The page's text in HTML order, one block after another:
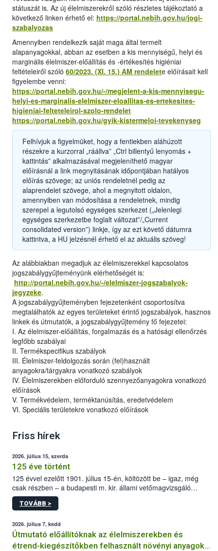
státuszát is. Az új élelmiszerekről szóló részletes tájékoztató a
következő linken érhető el: https://portal.nebih.gov.hu/jogi-
szabalyozas
Amennyiben rendelkezik saját maga által termelt
alapanyagokkal, abban az esetben a kis mennyiségű, helyi és
marginális élelmiszer-előállítás és -értékesítés higiéniai
feltételeiről szóló 60/2023. (XI. 15.) AM rendelete előírásait kell
figyelembe venni:
https://portal.nebih.gov.hu/-/megjelent-a-kis-mennyisegu-
helyi-es-marginalis-elelmiszer-eloallitas-es-ertekesites-
higieniai-felteteleirol-szolo-rendelet
https://portal.nebih.gov.hu/gyik-kistermeloi-tevekenyseg
Felhívjuk a figyelmüket, hogy a fentiekben aláhúzott
részekre a kurzorral „ráállva” „Ctrl billentyű lenyomás +
kattintás” alkalmazásával megjeleníthető magyar
előírásnál a link megnyitásának időpontjában hatályos
előírás szövege; az uniós rendeletnél pedig az
alaprendelet szövege, ahol a megnyitott oldalon,
amennyiben van módosítása a rendeletnek, mindig
szerepel a legutolsó egységes szerkezet („Jelenlegi
egységes szerkezetbe foglalt változat”/„Current
consolidated version”) linkje, így az ezt követő dátumra
kattintva, a HU jelzésnél érhető el az aktuális szöveg!
Az alábbiakban megadjuk az élelmiszerekkel kapcsolatos
jogszabálygyűjteményünk elérhetőségét is:
http://portal.nebih.gov.hu/-/elelmiszer-jogszabalyok-
jegyzeke.
A jogszabálygyűjteményben fejezetenként csoportosítva
megtalálhatók az egyes területeket érintő jogszabályok, hasznos
linkek és útmutatók, a jogszabálygyűjtemény fő fejezetei:
I. Az élelmiszer-előállítás, forgalmazás és a hatósági ellenőrzés
legfőbb szabályai
II. Termékspecifikus szabályok
III. Élelmiszer-feldolgozás során (fel)használt
anyagokra/tárgyakra vonatkozó szabályok
IV. Élelmiszerekben előforduló szennyezőanyagokra vonatkozó
előírások
V. Termékvédelem, terméktanúsítás, eredetvédelem
VI. Speciális területekre vonatkozó előírások
Friss hírek
2026. július 15, szerda
125 éve történt
125 évvel ezelőtt 1901. július 15-én, költözött be – igaz, még
csak részben – a budapesti m. kir. állami vetőmagvizsgáló
állomás a Kis Rókus utca 15. szám alatti, Czigler Győző által
tervezett új épületébe.
TOVÁBB >
2026. július 7, kedd
Útmutató előállítóknak az élelmiszerekben és
étrend-kiegészítőkben felhasznált növényi anyagok,